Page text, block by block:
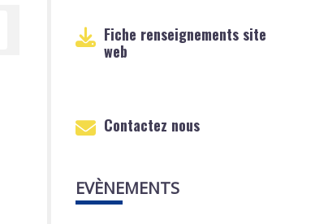
Fiche renseignements site
web
Contactez nous
EVÈNEMENTS